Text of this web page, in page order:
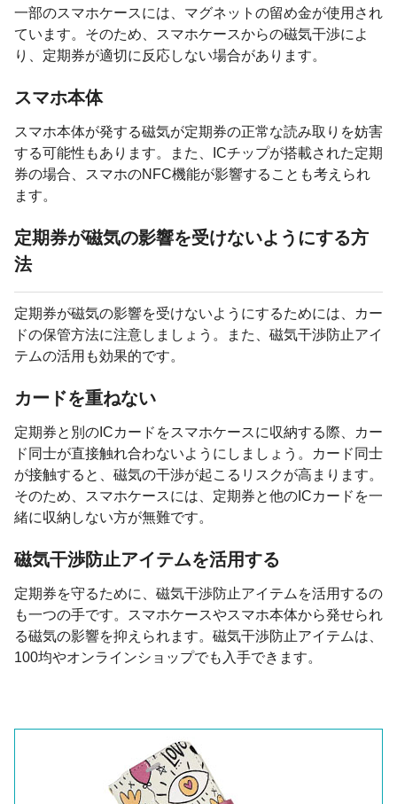
一部のスマホケースには、マグネットの留め金が使用され
ています。そのため、スマホケースからの磁気干渉によ
り、定期券が適切に反応しない場合があります。
スマホ本体
スマホ本体が発する磁気が定期券の正常な読み取りを妨害
する可能性もあります。また、ICチップが搭載された定期
券の場合、スマホのNFC機能が影響することも考えられ
ます。
定期券が磁気の影響を受けないようにする方
法
定期券が磁気の影響を受けないようにするためには、カー
ドの保管方法に注意しましょう。また、磁気干渉防止アイ
テムの活用も効果的です。
カードを重ねない
定期券と別のICカードをスマホケースに収納する際、カー
ド同士が直接触れ合わないようにしましょう。カード同士
が接触すると、磁気の干渉が起こるリスクが高まります。
そのため、スマホケースには、定期券と他のICカードを一
緒に収納しない方が無難です。
磁気干渉防止アイテムを活用する
定期券を守るために、磁気干渉防止アイテムを活用するの
も一つの手です。スマホケースやスマホ本体から発せられ
る磁気の影響を抑えられます。磁気干渉防止アイテムは、
100均やオンラインショップでも入手できます。